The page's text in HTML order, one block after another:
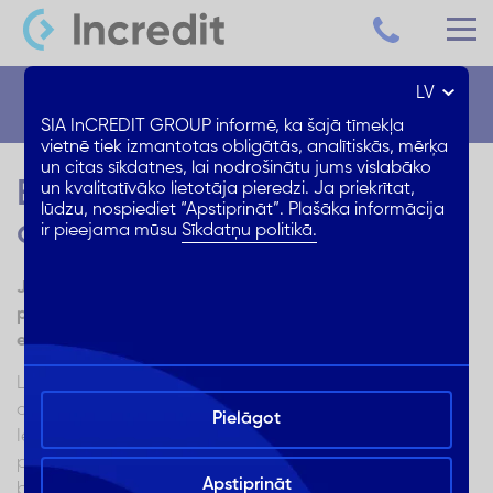
Efektīva lietotas
automašīnas pārdošana
Ja vēlies savu lietoto braucamrīku pārdot par
pietiekami augstu cenu, turklāt ātri, uzzini, kā kļūt par
efektīvu pārdevēju tiešsaistes platformās!
Lietotas automašīnas pārdošana – ar to vismaz reizi
dzīvē nākas saskarties teju ikvienam auto īpašniekam.
Iemesli mēdz būt dažādi – jaunas automašīnas iegāde,
pārcelšanās uz citu valsti, vai, gluži vienkārši, fakts, ka
braucamrīka remontēšanā nākas investēt aizvien vairāk
LV
SIA InCREDIT GROUP informē, ka šajā tīmekļa
vietnē tiek izmantotas obligātās, analītiskās, mērķa
un citas sīkdatnes, lai nodrošinātu jums vislabāko
un kvalitatīvāko lietotāja pieredzi. Ja priekrītat,
lūdzu, nospiediet “Apstiprināt”. Plašāka informācija
ir pieejama mūsuSīkdatņu politikā.
Pielāgot
Apstiprināt